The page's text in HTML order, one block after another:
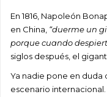
En 1816, Napoleón
en China, “duerme un
porque cuando
siglos después, el
Ya nadie pone en duda
escenario